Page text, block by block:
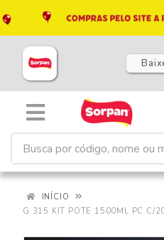
INÍCIO
G 315 KIT POTE 1500ML PC C/